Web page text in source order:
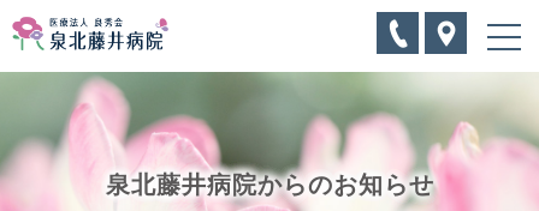
泉北藤井病院からのお知らせ